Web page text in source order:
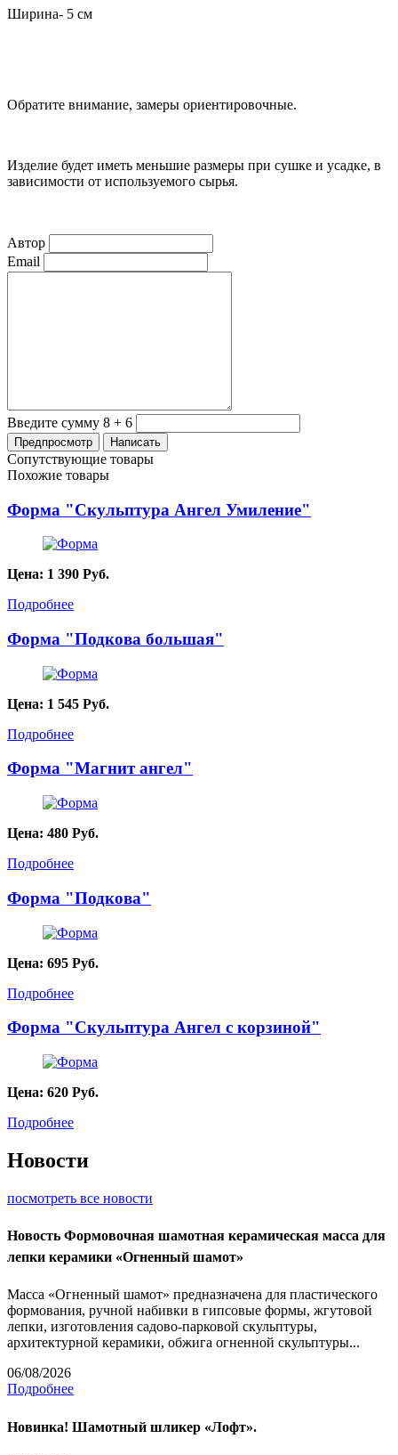
Ширина- 5 см
Обратите внимание, замеры ориентировочные.
Изделие будет иметь меньшие размеры при сушке и усадке, в
зависимости от используемого сырья.
Автор
Email
Введите сумму 8 + 6
Сопутствующие товары
Похожие товары
Форма "Скульптура Ангел Умиление"
Цена: 1 390 Руб.
Подробнее
Форма "Подкова большая"
Цена: 1 545 Руб.
Подробнее
Форма "Магнит ангел"
Цена: 480 Руб.
Подробнее
Форма "Подкова"
Цена: 695 Руб.
Подробнее
Форма "Скульптура Ангел с корзиной"
Цена: 620 Руб.
Подробнее
Новости
посмотреть все новости
Новость Формовочная шамотная керамическая масса для
лепки керамики «Огненный шамот»
Масса «Огненный шамот» предназначена для пластического
формования, ручной набивки в гипсовые формы, жгутовой
лепки, изготовления садово-парковой скульптуры,
архитектурной керамики, обжига огненной скульптуры...
06/08/2026
Подробнее
Новинка! Шамотный шликер «Лофт».